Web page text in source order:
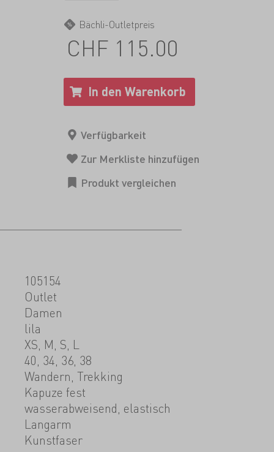
Bächli-Outletpreis
CHF 115.00
105154
Outlet
Damen
lila
XS, M, S, L
40, 34, 36, 38
Wandern, Trekking
Kapuze fest
wasserabweisend, elastisch
Langarm
Kunstfaser